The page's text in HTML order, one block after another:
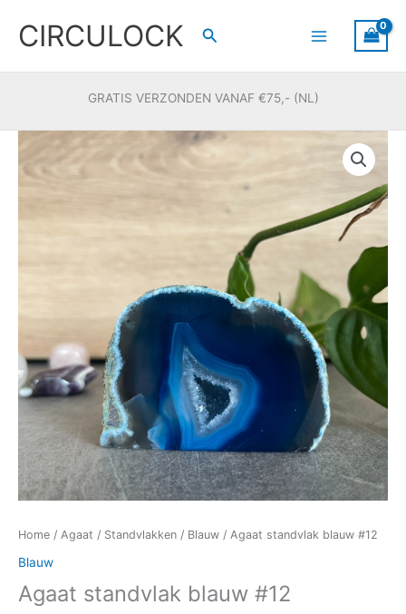
naar
inhoud
CIRCULOCK Zoeken
GRATIS VERZONDEN VANAF €75,- (NL)
Home / Agaat / Standvlakken / Blauw / Agaat standvlak blauw #12
Blauw
Agaat standvlak blauw #12
standvlak
blauw
aantal